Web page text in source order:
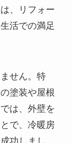
、リフォー
活での満足
せん。特
塗装や屋根
は、外壁を
で、冷暖房